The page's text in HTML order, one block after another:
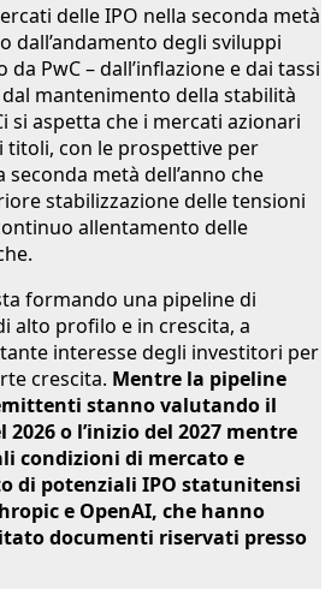
delle IPO nella seconda metà
dall’andamento degli sviluppi
PwC – dall’inflazione e dai tassi
mantenimento della stabilità
si aspetta che i mercati azionari
con le prospettive per
seconda metà dell’anno che
stabilizzazione delle tensioni
allentamento delle
formando una pipeline di
alto profilo e in crescita, a
interesse degli investitori per
crescita. Mentre la pipeline
stanno valutando il
2026 o l’inizio del 2027 mentre
condizioni di mercato e
di potenziali IPO statunitensi
e OpenAI, che hanno
documenti riservati presso